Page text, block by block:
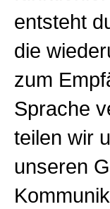
entsteht
die
zum
Sprache
teilen wir
unseren